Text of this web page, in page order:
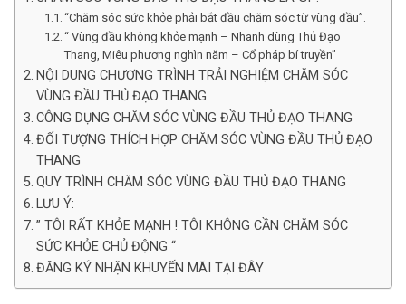
“Chăm sóc sức khỏe phải bắt đầu chăm sóc từ vùng đầu”.
“ Vùng đầu không khỏe mạnh – Nhanh dùng Thủ Đạo
Thang, Miêu phương nghìn năm – Cổ pháp bí truyền”
NỘI DUNG CHƯƠNG TRÌNH TRẢI NGHIỆM CHĂM SÓC
VÙNG ĐẦU THỦ ĐẠO THANG
CÔNG DỤNG CHĂM SÓC VÙNG ĐẦU THỦ ĐẠO THANG
ĐỐI TƯỢNG THÍCH HỢP CHĂM SÓC VÙNG ĐẦU THỦ ĐẠO
THANG
QUY TRÌNH CHĂM SÓC VÙNG ĐẦU THỦ ĐẠO THANG
LƯU Ý:
” TÔI RẤT KHỎE MẠNH ! TÔI KHÔNG CẦN CHĂM SÓC
SỨC KHỎE CHỦ ĐỘNG “
ĐĂNG KÝ NHẬN KHUYẾN MÃI TẠI ĐÂY